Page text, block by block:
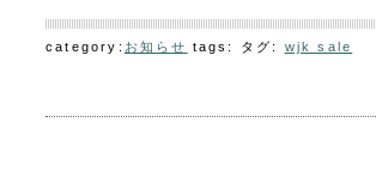
category: お知らせ tags: タグ: wjk sale